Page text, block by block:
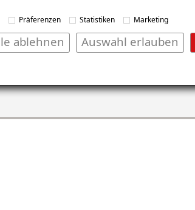
Präferenzen Statistiken Marketing
Auswahl erlauben
ablehnen
Wohnraum